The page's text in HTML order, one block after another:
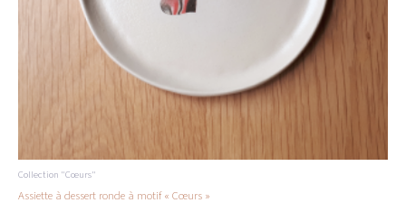
Collection "Cœurs"
Assiette à dessert ronde à motif « Cœurs »